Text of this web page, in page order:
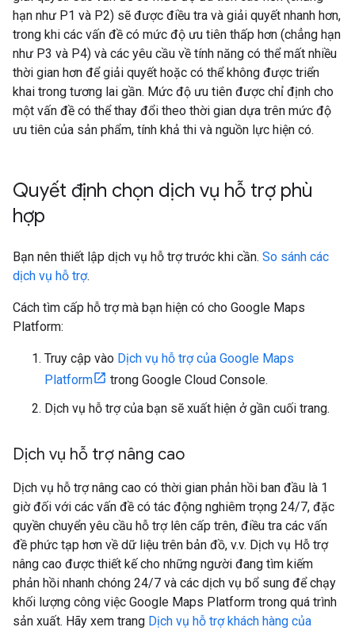
hạn như P1 và P2) sẽ được điều tra và giải quyết nhanh hơn,
trong khi các vấn đề có mức độ ưu tiên thấp hơn (chẳng hạn
như P3 và P4) và các yêu cầu về tính năng có thể mất nhiều
thời gian hơn để giải quyết hoặc có thể không được triển
khai trong tương lai gần. Mức độ ưu tiên được chỉ định cho
một vấn đề có thể thay đổi theo thời gian dựa trên mức độ
ưu tiên của sản phẩm, tính khả thi và nguồn lực hiện có.
Quyết định chọn dịch vụ hỗ trợ phù
hợp
Bạn nên thiết lập dịch vụ hỗ trợ trước khi cần. So sánh các
dịch vụ hỗ trợ.
Cách tìm cấp hỗ trợ mà bạn hiện có cho Google Maps
Platform:
Truy cập vào Dịch vụ hỗ trợ của Google Maps
Platform
trong Google Cloud Console.
Dịch vụ hỗ trợ của bạn sẽ xuất hiện ở gần cuối trang.
Dịch vụ hỗ trợ nâng cao
Dịch vụ hỗ trợ nâng cao có thời gian phản hồi ban đầu là 1
giờ đối với các vấn đề có tác động nghiêm trọng 24/7, đặc
quyền chuyển yêu cầu hỗ trợ lên cấp trên, điều tra các vấn
đề phức tạp hơn về dữ liệu trên bản đồ, v.v. Dịch vụ Hỗ trợ
nâng cao được thiết kế cho những người đang tìm kiếm
phản hồi nhanh chóng 24/7 và các dịch vụ bổ sung để chạy
khối lượng công việc Google Maps Platform trong quá trình
sản xuất. Hãy xem trang Dịch vụ hỗ trợ khách hàng của